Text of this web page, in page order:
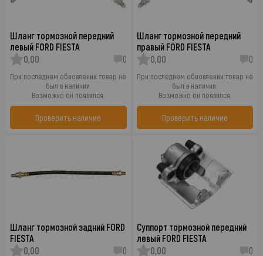
Шланг тормозной передний
левый FORD FIESTA
0,00
0
При последнем обновлении товар не
был в наличии.
Возможно он появился.
Проверить наличие
Шланг тормозной передний
правый FORD FIESTA
0,00
0
При последнем обновлении товар не
был в наличии.
Возможно он появился.
Проверить наличие
Шланг тормозной задний FORD
FIESTA
0,00
0
Суппорт тормозной передний
левый FORD FIESTA
0,00
0